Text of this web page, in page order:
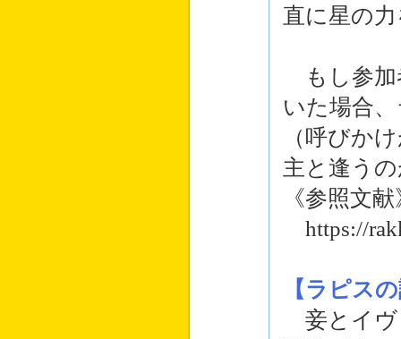
直に星の
もし参加
いた場合
（呼びか
主と逢う
《参照文
https://
【ラピス
妾とイヴ